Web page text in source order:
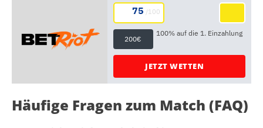
75 /100
200€
100% auf die 1. Einzahlung
JETZT WETTEN
Häufige Fragen zum Match (FAQ)